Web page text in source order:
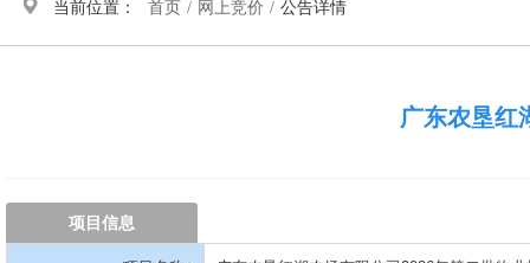
当前位置： 首页 / 网上竞价 / 公告详情